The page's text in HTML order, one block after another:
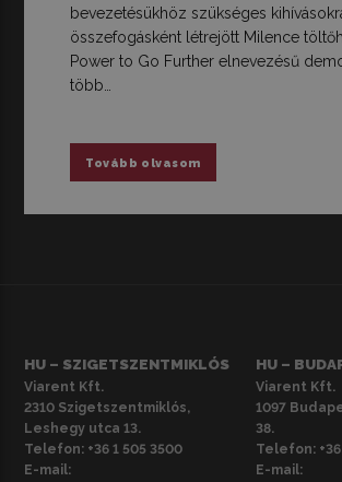
bevezetésükhöz szükséges
összefogásként létrejött Milence
Power to Go Further elnevezésű
több…
Tovább olvasom
HU – SZIGETSZENTMIKLÓS
Viarent Kft.
2310 Szigetszentmiklós,
Leshegy utca 13.
Telefon: +36 1 505 3500
E-mail:
HU –
Viarent Kft.
1097
38.
Telefon:
E-mail: